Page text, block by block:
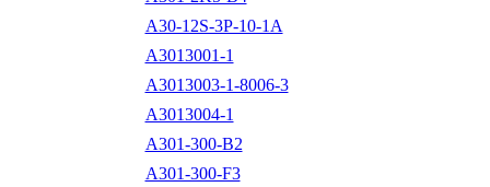
A30-12S-3P-10-1A
A3013001-1
A3013003-1-8006-3
A3013004-1
A301-300-B2
A301-300-F3